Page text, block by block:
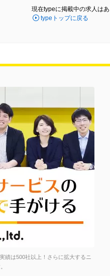
現在typeに掲載中の求人はあ
typeトップに戻る
績は500社以上！さらに拡大するニ